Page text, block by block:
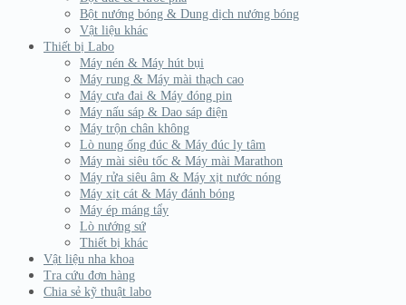
Bột nướng bóng & Dung dịch nướng bóng
Vật liệu khác
Thiết bị Labo
Máy nén & Máy hút bụi
Máy rung & Máy mài thạch cao
Máy cưa đai & Máy đóng pin
Máy nấu sáp & Dao sáp điện
Máy trộn chân không
Lò nung ống đúc & Máy đúc ly tâm
Máy mài siêu tốc & Máy mài Marathon
Máy rửa siêu âm & Máy xịt nước nóng
Máy xịt cát & Máy đánh bóng
Máy ép máng tẩy
Lò nướng sứ
Thiết bị khác
Vật liệu nha khoa
Tra cứu đơn hàng
Chia sẻ kỹ thuật labo